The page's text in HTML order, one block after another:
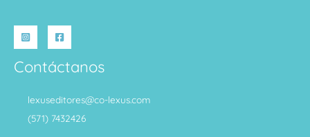
Contáctanos
lexuseditores@co-lexus.com
(571) 7432426